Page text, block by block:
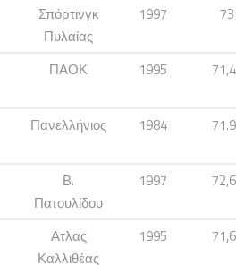
Σπόρτινγκ
Πυλαίας
1997 73
ΠΑΟΚ 1995
Πανελλήνιος 1984
Β.
Πατουλίδου
1997
Ατλας
Καλλιθέας
1995